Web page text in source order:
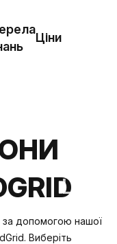
Ціни
Ціни
за допомогою нашої
Виберіть